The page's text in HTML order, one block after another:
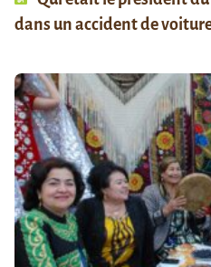
dans un accident de